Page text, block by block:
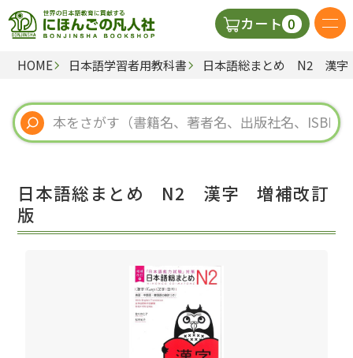
カート 0
日本語の教科書
視聴覚・補助教材
教師用参考書
HOME 日本語学習者用教科書 日本語総まとめ N2 漢
日本語総まとめ N2 漢字 増補改訂
版